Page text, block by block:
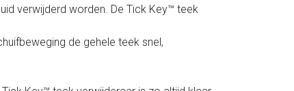
verwijderd worden. De Tick Key™ teek
de gehele teek snel,